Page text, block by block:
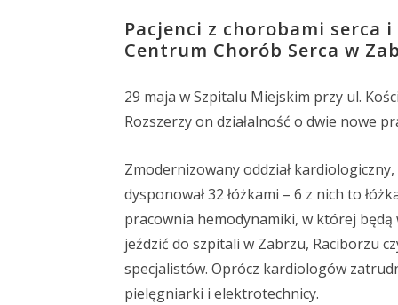
Pacjenci z chorobami serca
Centrum Chorób Serca w
29 maja w Szpitalu Miejskim przy ul.
Rozszerzy on działalność o dwie nowe
Zmodernizowany oddział
dysponował 32 łóżkami – 6 z nich to
pracownia hemodynamiki, w której
jeździć do szpitali w Zabrzu, Raciborzu
specjalistów. Oprócz kardiologów
pielęgniarki i elektrotechnicy.